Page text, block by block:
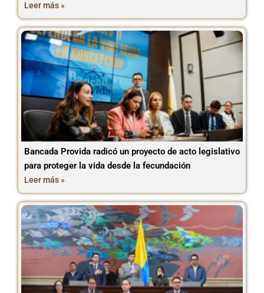
Leer más »
Bancada Provida radicó un proyecto de acto legislativo
para proteger la vida desde la fecundación
Leer más »